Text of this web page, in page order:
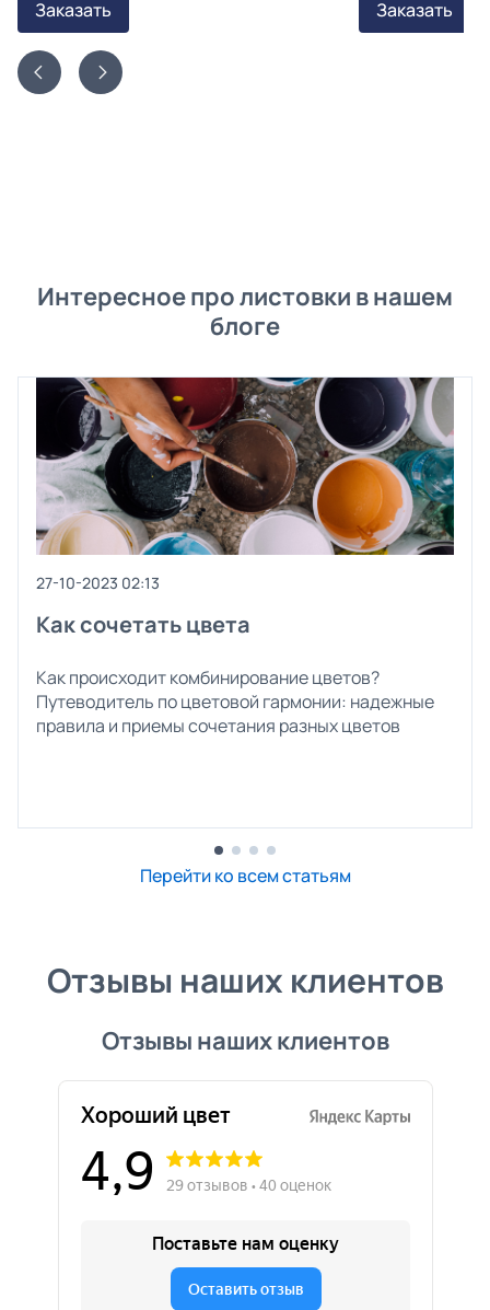
Заказать Заказать
Интересное про листовки в нашем
блоге
27-10-2023 02:13
Как сочетать цвета
Как происходит комбинирование цветов?
Путеводитель по цветовой гармонии: надежные
правила и приемы сочетания разных цветов
Перейти ко всем статьям
Отзывы наших клиентов
Отзывы наших клиентов